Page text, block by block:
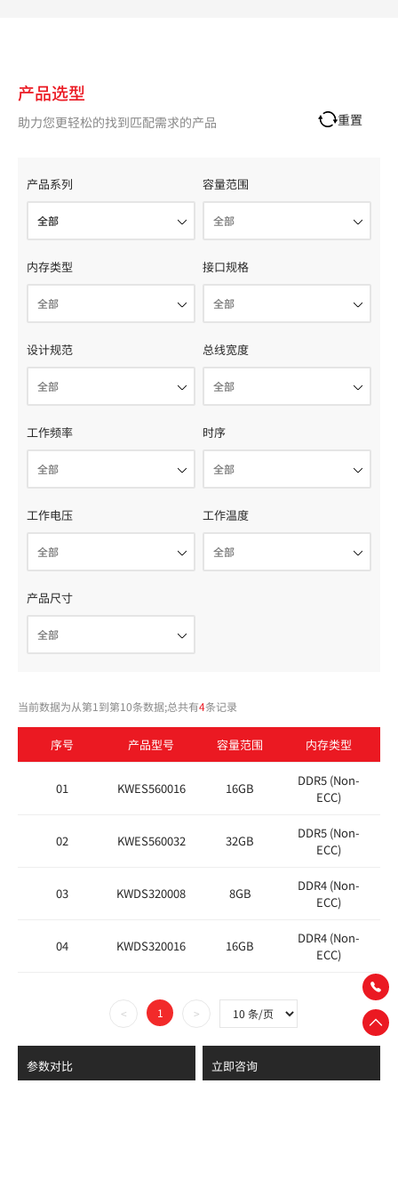
产品选型
助力您更轻松的找到匹配需求的产品 重置
产品系列 容量范围
内存类型 接口规格
设计规范 总线宽度
工作频率 时序
工作电压 工作温度
产品尺寸
当前数据为从第1到第10条数据;总共有4条记录
序号 产品型号 容量范围 内存类型
01 KWES560016 16GB
DDR5 (Non-
ECC)
02 KWES560032 32GB
DDR5 (Non-
ECC)
03 KWDS320008 8GB
DDR4 (Non-
ECC)
04 KWDS320016 16GB
DDR4 (Non-
ECC)
< 1 >
参数对比 立即咨询